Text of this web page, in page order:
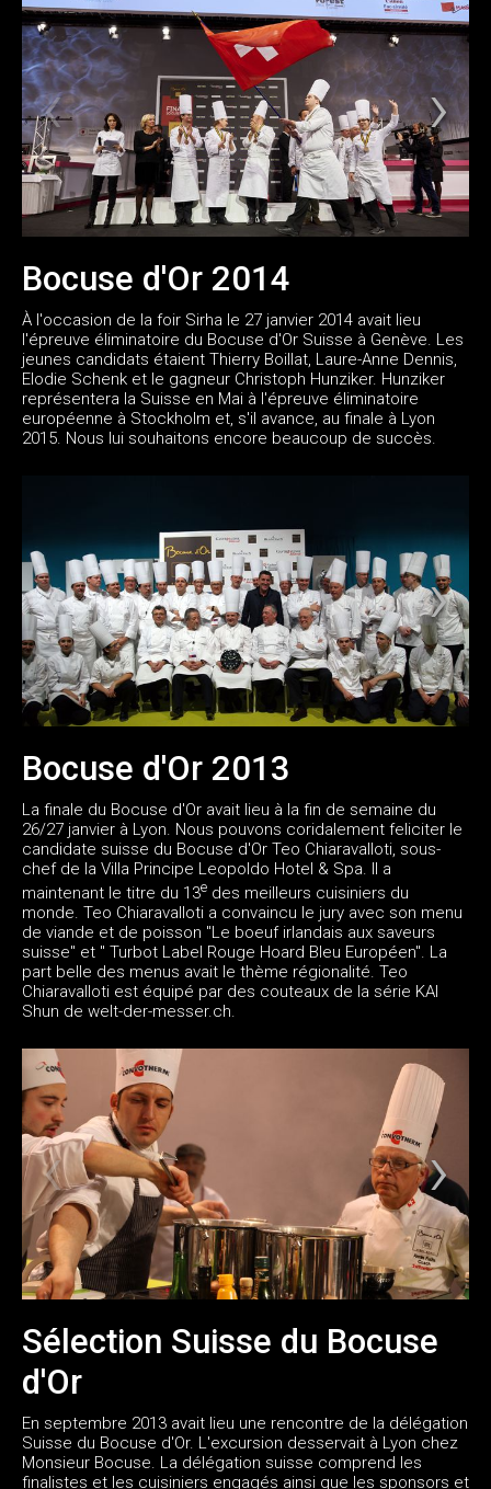
Bocuse d'Or 2014
À l'occasion de la foir Sirha le 27 janvier 2014 avait lieu
l'épreuve éliminatoire du Bocuse d'Or Suisse à Genève. Les
jeunes candidats étaient Thierry Boillat, Laure-Anne Dennis,
Elodie Schenk et le gagneur Christoph Hunziker. Hunziker
représentera la Suisse en Mai à l'épreuve éliminatoire
européenne à Stockholm et, s'il avance, au finale à Lyon
2015. Nous lui souhaitons encore beaucoup de succès.
Bocuse d'Or 2013
La finale du Bocuse d'Or avait lieu à la fin de semaine du
26/27 janvier à Lyon. Nous pouvons coridalement feliciter le
candidate suisse du Bocuse d'Or Teo Chiaravalloti, sous-
chef de la Villa Principe Leopoldo Hotel & Spa. Il a
maintenant le titre du 13e des meilleurs cuisiniers du
monde. Teo Chiaravalloti a convaincu le jury avec son menu
de viande et de poisson "Le boeuf irlandais aux saveurs
suisse" et " Turbot Label Rouge Hoard Bleu Européen". La
part belle des menus avait le thème régionalité. Teo
Chiaravalloti est équipé par des couteaux de la série KAI
Shun de welt-der-messer.ch.
Sélection Suisse du Bocuse
d'Or
En septembre 2013 avait lieu une rencontre de la délégation
Suisse du Bocuse d'Or. L'excursion desservait à Lyon chez
Monsieur Bocuse. La délégation suisse comprend les
finalistes et les cuisiniers engagés ainsi que les sponsors et